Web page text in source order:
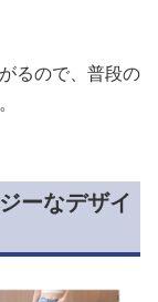
るので、普段の
ーなデザイ